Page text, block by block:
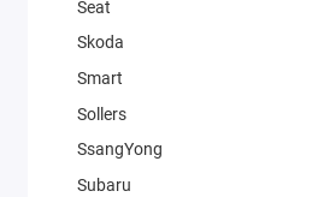
Seat
Skoda
Smart
Sollers
SsangYong
Subaru